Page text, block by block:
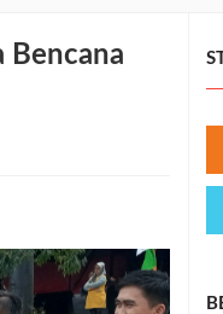
Bencana